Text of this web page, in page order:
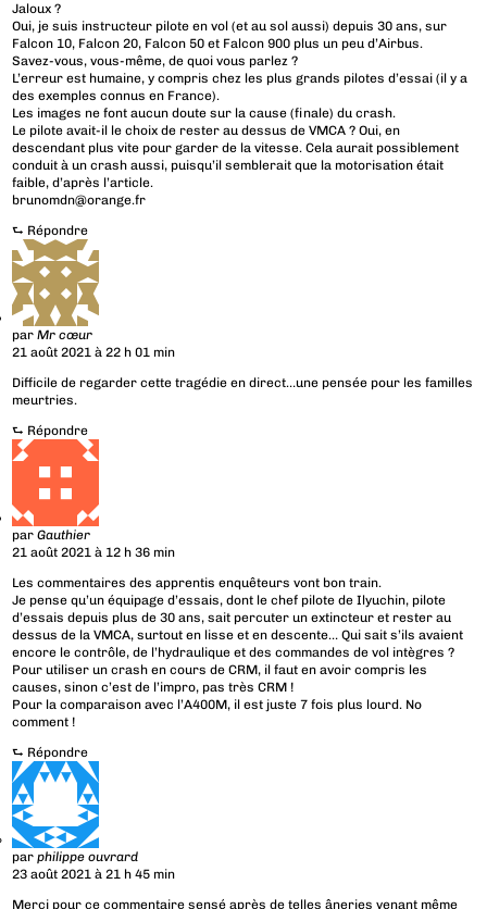
Jaloux ?
Oui, je suis instructeur pilote en vol (et au sol aussi) depuis 30 ans, sur
Falcon 10, Falcon 20, Falcon 50 et Falcon 900 plus un peu d’Airbus.
Savez-vous, vous-même, de quoi vous parlez ?
L’erreur est humaine, y compris chez les plus grands pilotes d’essai (il y a
des exemples connus en France).
Les images ne font aucun doute sur la cause (finale) du crash.
Le pilote avait-il le choix de rester au dessus de VMCA ? Oui, en
descendant plus vite pour garder de la vitesse. Cela aurait possiblement
conduit à un crash aussi, puisqu’il semblerait que la motorisation était
faible, d’après l’article.
brunomdn@orange.fr
⮑ Répondre
parMr cœur
21 août 2021 à 22 h 01 min
Difficile de regarder cette tragédie en direct…une pensée pour les familles
meurtries.
⮑ Répondre
parGauthier
21 août 2021 à 12 h 36 min
Les commentaires des apprentis enquêteurs vont bon train.
Je pense qu’un équipage d’essais, dont le chef pilote de Ilyuchin, pilote
d’essais depuis plus de 30 ans, sait percuter un extincteur et rester au
dessus de la VMCA, surtout en lisse et en descente… Qui sait s’ils avaient
encore le contrôle, de l’hydraulique et des commandes de vol intègres ?
Pour utiliser un crash en cours de CRM, il faut en avoir compris les
causes, sinon c’est de l’impro, pas très CRM !
Pour la comparaison avec l’A400M, il est juste 7 fois plus lourd. No
comment !
⮑ Répondre
parphilippe ouvrard
23 août 2021 à 21 h 45 min
Merci pour ce commentaire sensé après de telles âneries venant même